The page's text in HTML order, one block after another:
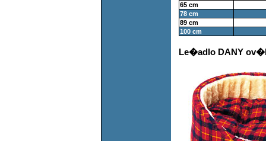
65 cm
78 cm
89 cm
100 cm
Le�adlo DANY